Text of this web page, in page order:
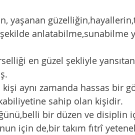
yaşanan
anlatabilme,sunabilme
en güzel şekliyle
kişi aynı zamanda hassas bir
sahip olan kişidir.
bir düzen ve
için de,bir takım fıtrî